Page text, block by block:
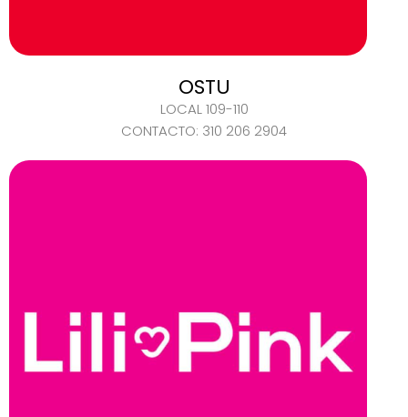
OSTU
LOCAL 109-110
CONTACTO: 310 206 2904